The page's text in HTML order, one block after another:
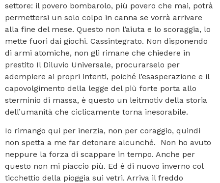
settore: il povero bombarolo, più povero che mai, potrà
permettersi un solo colpo in canna se vorrà arrivare
alla fine del mese. Questo non l’aiuta e lo scoraggia, lo
mette fuori dai giochi. Cassintegrato. Non disponendo
di armi atomiche, non gli rimane che chiedere in
prestito Il Diluvio Universale, procurarselo per
adempiere ai propri intenti, poiché l’esasperazione e il
capovolgimento della legge del più forte porta allo
sterminio di massa, è questo un leitmotiv della storia
dell’umanità che ciclicamente torna inesorabile.
Io rimango qui per inerzia, non per coraggio, quindi
non spetta a me far detonare alcunché. Non ho avuto
neppure la forza di scappare in tempo. Anche per
questo non mi piaccio più. Ed è di nuovo inverno col
ticchettio della pioggia sui vetri. Arriva il freddo